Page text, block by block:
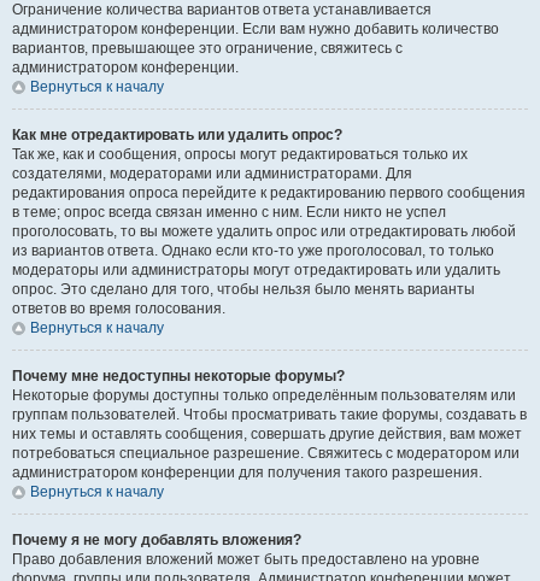
Ограничение количества вариантов ответа устанавливается
администратором конференции. Если вам нужно добавить количество
вариантов, превышающее это ограничение, свяжитесь с
администратором конференции.
Вернуться к началу
Как мне отредактировать или удалить опрос?
Так же, как и сообщения, опросы могут редактироваться только их
создателями, модераторами или администраторами. Для
редактирования опроса перейдите к редактированию первого сообщения
в теме; опрос всегда связан именно с ним. Если никто не успел
проголосовать, то вы можете удалить опрос или отредактировать любой
из вариантов ответа. Однако если кто-то уже проголосовал, то только
модераторы или администраторы могут отредактировать или удалить
опрос. Это сделано для того, чтобы нельзя было менять варианты
ответов во время голосования.
Вернуться к началу
Почему мне недоступны некоторые форумы?
Некоторые форумы доступны только определённым пользователям или
группам пользователей. Чтобы просматривать такие форумы, создавать в
них темы и оставлять сообщения, совершать другие действия, вам может
потребоваться специальное разрешение. Свяжитесь с модератором или
администратором конференции для получения такого разрешения.
Вернуться к началу
Почему я не могу добавлять вложения?
Право добавления вложений может быть предоставлено на уровне